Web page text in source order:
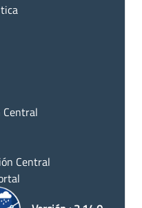
Central
Central